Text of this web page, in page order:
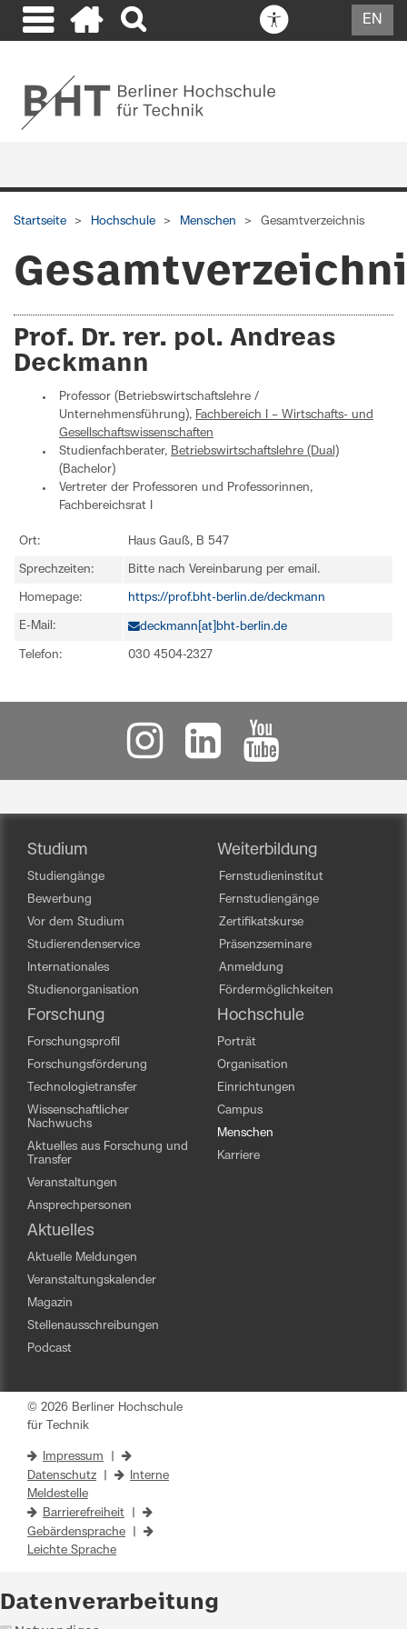
EN
Startseite Hochschule Menschen Gesamtverzeichnis
Prof. Dr. rer. pol. Andreas
Deckmann
Professor (Betriebswirtschaftslehre /
Unternehmensführung), Fachbereich I – Wirtschafts- und
Gesellschaftswissenschaften
Studienfachberater, Betriebswirtschaftslehre (Dual)
(Bachelor)
Vertreter der Professoren und Professorinnen,
Fachbereichsrat I
Ort: Haus Gauß, B 547
Sprechzeiten: Bitte nach Vereinbarung per email.
Homepage: https://prof.bht-berlin.de/deckmann
E-Mail: deckmann[at]bht-berlin.de
Telefon: 030 4504-2327
Studium
Studiengänge
Bewerbung
Vor dem Studium
Studierendenservice
Internationales
Studienorganisation
Weiterbildung
Fernstudieninstitut
Fernstudiengänge
Zertifikatskurse
Präsenzseminare
Anmeldung
Fördermöglichkeiten
Forschung
Forschungsprofil
Forschungsförderung
Technologietransfer
Wissenschaftlicher
Nachwuchs
Aktuelles aus Forschung und
Transfer
Veranstaltungen
Ansprechpersonen
Hochschule
Porträt
Organisation
Einrichtungen
Campus
Menschen
Karriere
Aktuelles
Aktuelle Meldungen
Veranstaltungskalender
Magazin
Stellenausschreibungen
Podcast
© 2026 Berliner Hochschule
für Technik
Impressum
Datenschutz
Interne
Meldestelle
Barrierefreiheit
Gebärdensprache
Leichte Sprache
Datenverarbeitung